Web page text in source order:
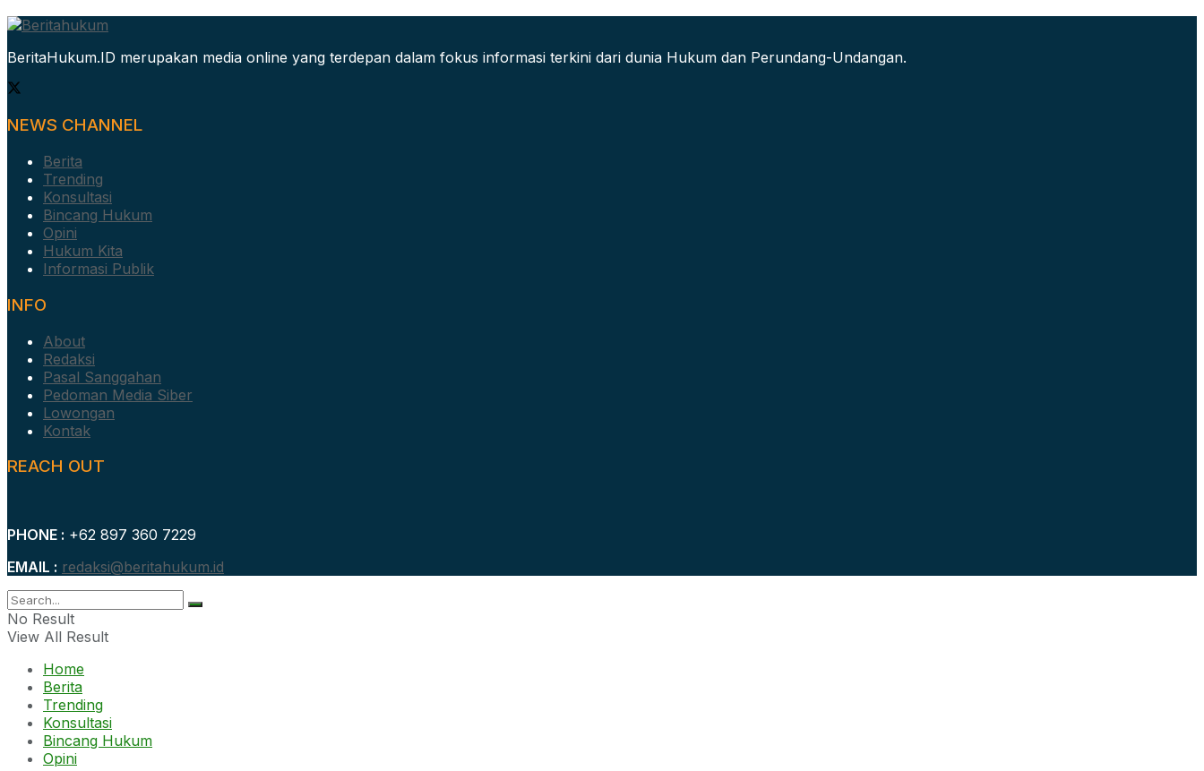
BeritaHukum.ID merupakan media online yang terdepan dalam fokus informasi terkini dari dunia Hukum dan Perundang-Undangan.
NEWS CHANNEL
Berita
Trending
Konsultasi
Bincang Hukum
Opini
Hukum Kita
Informasi Publik
INFO
About
Redaksi
Pasal Sanggahan
Pedoman Media Siber
Lowongan
Kontak
REACH OUT
PHONE : +62 897 360 7229
EMAIL : redaksi@beritahukum.id
No Result
View All Result
Home
Berita
Trending
Konsultasi
Bincang Hukum
Opini